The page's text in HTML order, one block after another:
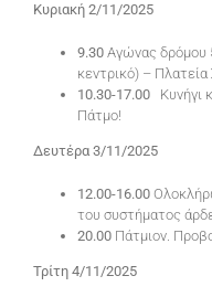
Κυριακή 2/11/2025
9.30 Αγώνας δρόμου
κεντρικό) –
10.30-17.00 Κυνήγι
Πάτμο!
Δευτέρα 3/11/2025
12.00-16.00
του συστήματος
20.00 Πάτμιον.
Τρίτη 4/11/2025